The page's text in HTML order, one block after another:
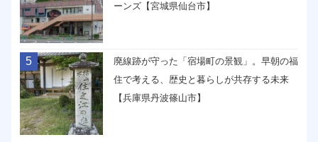
ーンズ【宮城県仙台市】
5
廃線跡が守った「宿場町の景観」。早朝の福
住で考える、歴史と暮らしが共存する未来
【兵庫県丹波篠山市】